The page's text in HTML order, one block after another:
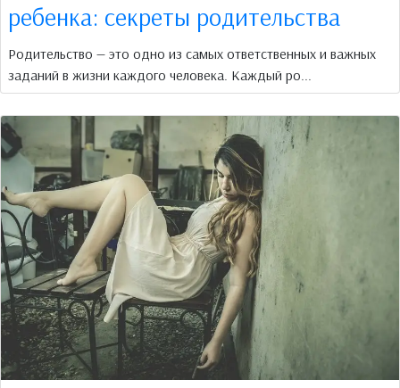
ребенка: секреты родительства
Родительство — это одно из самых ответственных и важных
заданий в жизни каждого человека. Каждый ро...